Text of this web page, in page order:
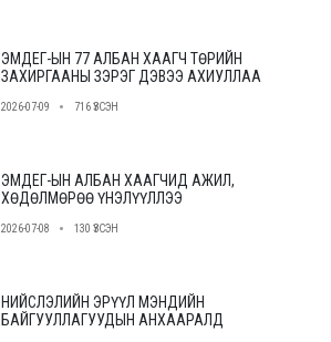
ЭМДЕГ-ЫН 77 АЛБАН ХААГЧ ТӨРИЙН
ЗАХИРГААНЫ ЗЭРЭГ ДЭВЭЭ АХИУЛЛАА
2026-07-09 716 ҮЗСЭН
ЭМДЕГ-ЫН АЛБАН ХААГЧИД АЖИЛ,
ХӨДӨЛМӨРӨӨ ҮНЭЛҮҮЛЛЭЭ
2026-07-08 130 ҮЗСЭН
НИЙСЛЭЛИЙН ЭРҮҮЛ МЭНДИЙН
БАЙГУУЛЛАГУУДЫН АНХААРАЛД